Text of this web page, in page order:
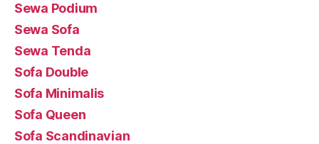
Sewa Podium
Sewa Sofa
Sewa Tenda
Sofa Double
Sofa Minimalis
Sofa Queen
Sofa Scandinavian